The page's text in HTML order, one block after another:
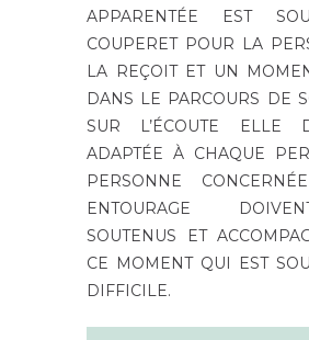
APPARENTÉE EST
COUPERET POUR LA
LA REÇOIT ET UN
DANS LE PARCOURS DE
SUR L’ÉCOUTE ELLE
ADAPTÉE À CHAQUE
PERSONNE
ENTOURAGE
SOUTENUS ET
CE MOMENT QUI EST
DIFFICILE.